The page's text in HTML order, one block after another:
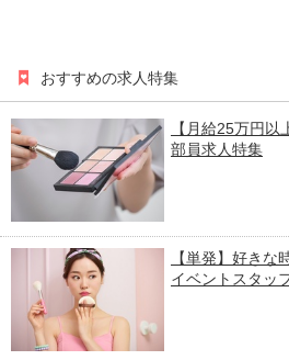
おすすめの求人特集
【月給25万円
部員求人特集
【単発】好きな
イベントスタッ